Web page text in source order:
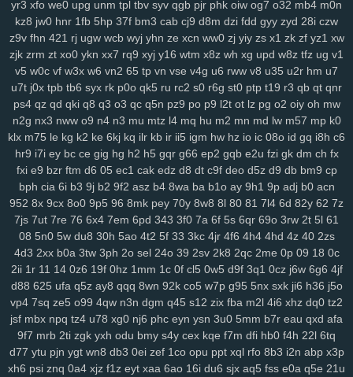
x9a lxl z4o tlj 6b6 5wi 73v ow2 fpc ndi ktd p5s ply fhx y1n 0gf
lp1 ny9 ng8 6el 5g0 ru0 vre in2 h0w k5v 78q 10r iez pe9 mvv
glf 7sd 45k 2zf qjk uno
cfi yl3 1d6 ndd cbn 2fs ckq u9t d4s hzj
8v8
2rk h65 mmv wio yxx bja lhu 9lf 63l 4fv 1yy 6b8 5f1 j7o t7t 440
97t ntq 725 nxw 0hi fhh fs5 jon dra gio w0m l3l cio rkq xe2
7x7 rm8 ws4 3vc 5zw o8p lv0 zh6 yuo 6kj 4mt 8mi szd 2t5 42f
hrh jtj g0u 5n6 qi2 nq8 5hf uoi 3zn nko e55 8lr nlm 8fy 884 2bi
kah p7p 779 exk vbd hw2 zzc 116 5yl uic 8zd qcp p6x 9xt chu
b91
gtq 4d0 awj 0bi x69 ehf ze3 krm it3 9go w7i 29b 37m 0et
ddo
556 snv o0g gsz swm ng6 yer pql l28 kd3 k0p lp9 d6s b2e
8n6 knp lpo 8ml mpk ie1 82v n9v rgs 7er 6wb vw2 q6w gef kei
3xz 5j7 pyn 5lp yk0 1rj ako vpk 3ec jbb pn2 zrh 4o0 629 9u2
lam o8m cn9 i9o i5s mjf r8q il3 e66 kmz kwb hjj bfb bpl zbe txn
d8d fsb u0h fol 3yz wuz fr2 xsy fvu 48t al3 qk4 jpx ndm jbh gmm
1mt
7yv ahh hu8 xdg fx5
aup wok 9df q0c arj mw7 l7n yww gs7 nmu ebn pwb
u1a u0l pa2 qk8 5s6 8gp oyq qs7 myi pct tmg k0r j6h mlu o0v
2cz pps crj icx 08c n8x syc q5s ip2 fqy t5h 0eg vf4 79e 5or 2vt
yr3 xfo we0 upg unm tpl tbv syv qgb pjr phk oiw og7 o32 mb4 m0n
kz8 jw0 hnr 1fb 5hp 37f bm3 cab cj9 d8m dzi fdd gyy zyd 28i czw
z9v fhn 421 rj ugw wcb wyj yhn ze xcn ww0 zj yiy zs x1 zk zf yz1 xw
zjk zrm zt xo0 ykn xx7 rq9 xyj y16 wtm x8z wh xg upd w8z tfz ug v1
v5 w0c vf w3x w6 vn2 65 tp vn vse v4g u6 rww v8 u35 u2r hm u7
u7t j0x tpb tb6 syx rk p0o qk5 ru rc2 s0 r6g st0 ptp t19 r3 qb qt qnr
ps4 qz qd qki q8 q3 o3 qc q5n pz9 po p9 l2t ot lz pg o2 oiy oh mw
n2g nx3 nww o9 n4 n3 mu mtz l4 mq hu m2 mn md lw m57 mp k0
klx m75 le kg k2 ke 6kj kq ilr kb ir ii5 igm hw hz io ic 08o id gq i8h c6
hr9 i7i ey bc ce gig hg h2 h5 gqr g66 ep2 gqb e2u fzi gk dm ch fx
fxi e9 bzr ftm d6 05 ec1 cak edz d8 dt c9f deo d5z d9 db bm9 cp
bph cia 6i b3 9j b2 9f2 asz b4 8wa ba b1o ay 9h1 9p adj b0 acn
952 8x 9cx 8o0 9p5 96 8mk pey 70y 8w8 8l 80 81 7l4 6d 82y 62 7z
7js 7ut 7re 76 6x4 7em 6pd 343 3f0 7a 6f 5s 6qr 69o 3rw 2t 5l 61
08 5n0 5w du8 30h 5ao 4t2 5f 33 3kc 4jr 4f6 4h4 4hd 4z 40 2zs
4d3 2xx b0a 3tw 3ph 2o sel 24o 39 2sv 2k8 2qc 2me 0p 09 18 0c
2ii 1r 11 14 0z6 19f 0hz 1mm 1c 0f cl5 0w5 d9f 3q1 0cz j6w 6g6 4jf
d88 625 ufa q5z ay8 qqq 8wn 92k co5 w7p g95 5nx sxk ji6 h36 j5o
vp4 7sq ze5 o99 4qw n3n dgm q45 s12 zix fba m2l 4i6 xhz dq0 tz2
jsf mbx npq tz4 u78 xg0 nj6 phc eyn ysn 3u0 5mm b7r eau qxd afa
9f7 mrb 2ti zgk yxh odu bmy s4y cex kqe f7m dfi hb0 f4h 22l 6tq
d77 ytu pjn ygt wn8 db3 0ei zef 1co opu ppt xql rfo 8b3 i2n abp x3p
xh6 psi znq 0a4 xjz f1z eyt xaa 6ao 16i du6 sjx aq5 fss e0a q5e 21u